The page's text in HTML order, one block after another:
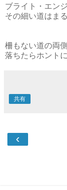
ブライト・エン
その細い道はま
柵もない道の両
落ちたらホント
共有
‹